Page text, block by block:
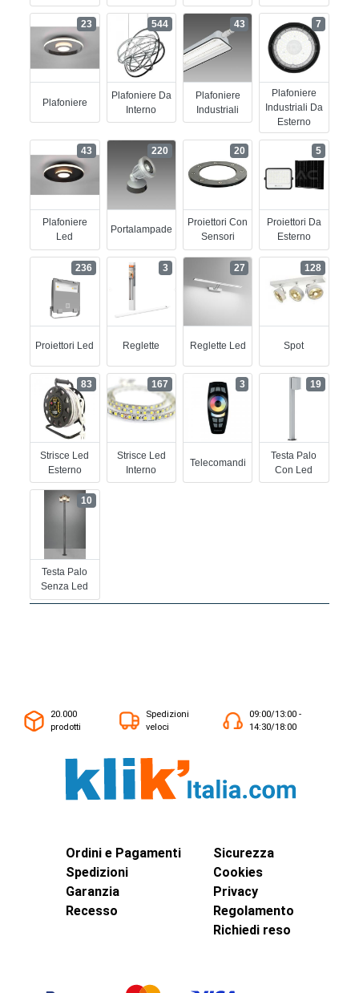
Plafoniere
23
Plafoniere Da
Interno
544
Plafoniere
Industriali
43
Plafoniere
Industriali Da
Esterno
7
Plafoniere
Led
43
Portalampade
220
Proiettori Con
Sensori
20
Proiettori Da
Esterno
5
Proiettori Led
236
Reglette
3
Reglette Led
27
Spot
128
Strisce Led
Esterno
83
Strisce Led
Interno
167
Telecomandi
3
Testa Palo
Con Led
19
Testa Palo
Senza Led
10
20.000
prodotti
Spedizioni
veloci
09:00/13:00 -
14:30/18:00
Ordini e Pagamenti
Spedizioni
Garanzia
Recesso
Sicurezza
Cookies
Privacy
Regolamento
Richiedi reso